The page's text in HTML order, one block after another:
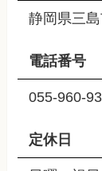
静岡県三
電話番号
055-960-
定休日